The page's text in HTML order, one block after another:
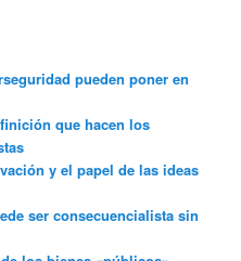
pueden poner en
que hacen los
y el papel de las ideas
ser consecuencialista sin